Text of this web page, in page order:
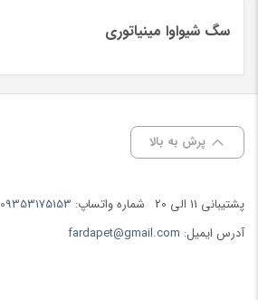
سگ شیواوا مینیاتوری
پرش به بالا
پشتیبانی 11 الی 20 شماره واتساپ: 09353175153
آدرس ایمیل: fardapet@gmail.com